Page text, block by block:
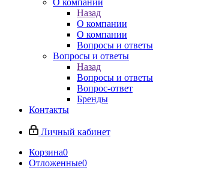
Назад
О компании
О компании
Вопросы и ответы
Вопросы и ответы
Назад
Вопросы и ответы
Вопрос-ответ
Бренды
Контакты
Личный кабинет
Корзина0
Отложенные0